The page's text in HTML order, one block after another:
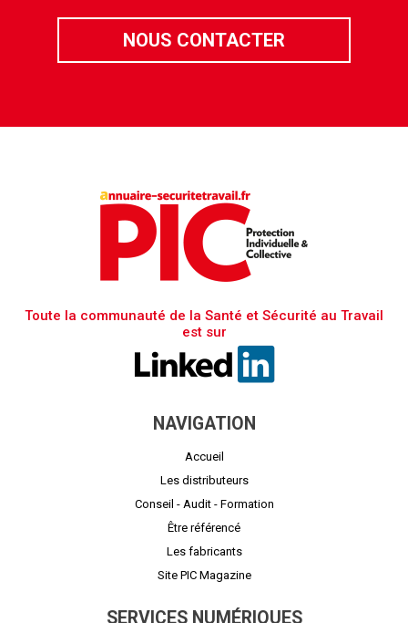
NOUS CONTACTER
Toute la communauté de la Santé et Sécurité au Travail
est sur
NAVIGATION
Accueil
Les distributeurs
Conseil - Audit - Formation
Être référencé
Les fabricants
Site PIC Magazine
SERVICES NUMÉRIQUES